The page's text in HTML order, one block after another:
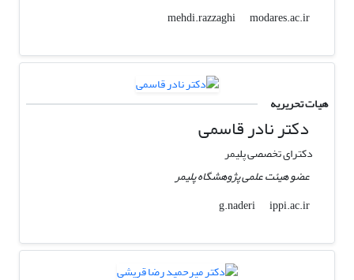
mehdi.razzaghi
modares.ac.ir
هیات تحریریه
دکتر نادر قاسمی
دکترای تخصصی پلیمر
عضو هیئت علمی پژوهشگاه پلیمر
g.naderi
ippi.ac.ir